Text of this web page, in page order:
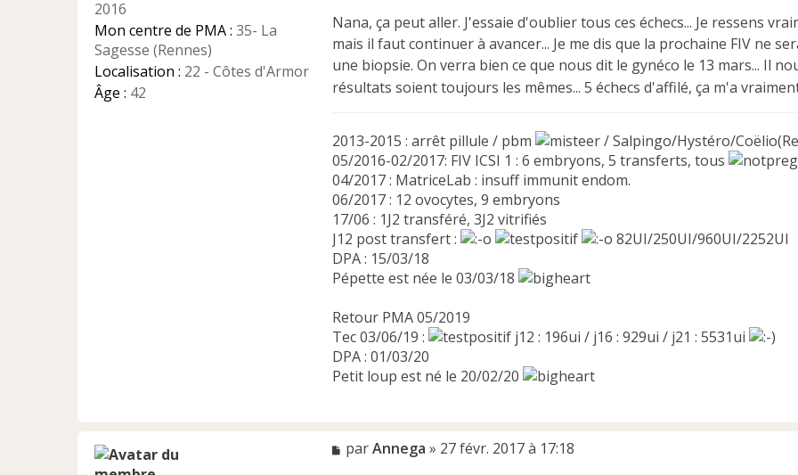
2016
Mon centre de PMA : 35- La
Sagesse (Rennes)
Localisation : 22 - Côtes d'Armor
Âge : 42
n
l
u
Nana, ça peut aller. J'essaie d'oublier tous ces échecs... Je ressens
mais il faut continuer à avancer... Je me dis que la prochaine FIV ne
une biopsie. On verra bien ce que nous dit le gynéco le 13 mars... Il
résultats soient toujours les mêmes... 5 échecs d'affilé, ça m'a
2013-2015 : arrêt pillule / pbm
/ Salpingo/Hystéro/
05/2016-02/2017: FIV ICSI 1 : 6 embryons, 5 transferts, tous
04/2017 : MatriceLab : insuff immunit endom.
06/2017 : 12 ovocytes, 9 embryons
17/06 : 1J2 transféré, 3J2 vitrifiés
J12 post transfert :
82UI/250UI/960UI/2252UI
DPA : 15/03/18
Pépette est née le 03/03/18
Retour PMA 05/2019
Tec 03/06/19 :
j12 : 196ui / j16 : 929ui / j21 : 5531ui
DPA : 01/03/20
Petit loup est né le 20/02/20
M
e
parAnnega » 27 févr. 2017 à 17:18